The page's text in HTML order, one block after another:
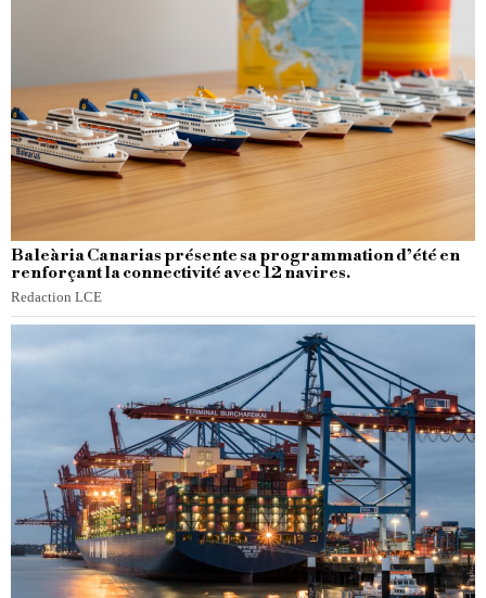
Baleària Canarias présente sa programmation d’été en
renforçant la connectivité avec 12 navires.
Redaction LCE